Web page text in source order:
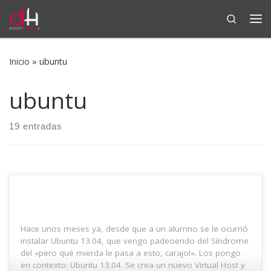
Saltar al contenido
Search
Inicio » ubuntu
ubuntu
19 entradas
Hace unos meses ya, desde que a un alumno se le ocurrió
instalar Ubuntu 13.04, que vengo padeciendo del Síndrome
del «pero qué mierda le pasa a esto, carajo!». Los pongo
en contexto: Ubuntu 13.04. Se crea un nuevo Virtual Host y